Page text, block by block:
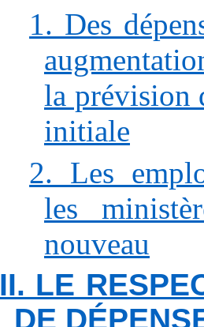
1. Des
la prévision
initiale
2. Les
les
nouveau
II. LE
DE